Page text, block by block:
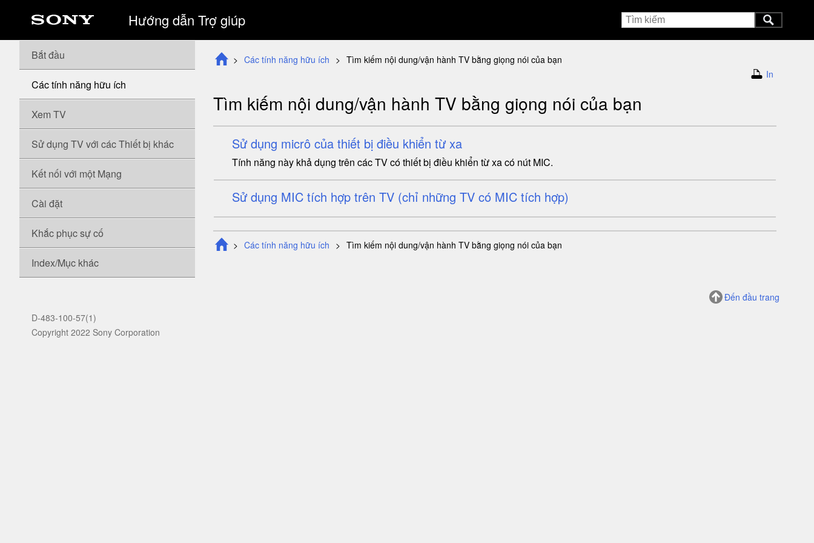
Hướng dẫn Trợ giúp
Các tính năng hữu ích
Tìm kiếm nội dung/vận hành TV bằng giọng nói của bạn
In
Tìm kiếm nội dung/vận hành TV bằng giọng nói của bạn
Sử dụng micrô của thiết bị điều khiển từ xa
Tính năng này khả dụng trên các TV có thiết bị điều khiển từ xa có nút MIC.
Sử dụng MIC tích hợp trên TV (chỉ những TV có MIC tích hợp)
Các tính năng hữu ích Tìm kiếm nội dung/vận hành TV bằng giọng nói của bạn
Bắt đầu
Các tính năng hữu ích
Xem TV
Sử dụng TV với các Thiết bị khác
Kết nối với một Mạng
Cài đặt
Khắc phục sự cố
Index/Mục khác
Đến đầu trang
D-483-100-57(1)
Copyright 2022 Sony Corporation